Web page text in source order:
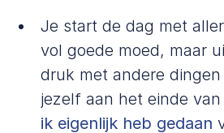
Je start de dag met
vol goede moed, maar
druk met andere
jezelf aan het einde
ik eigenlijk heb gedaan